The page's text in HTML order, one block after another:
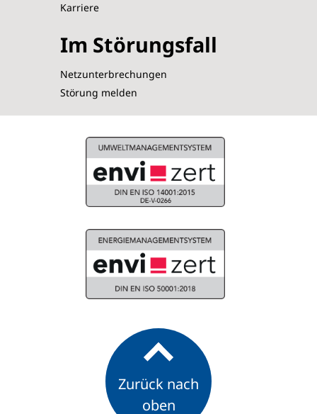
Karriere
Im Störungsfall
Netzunterbrechungen
Störung melden
Zurück nach
oben